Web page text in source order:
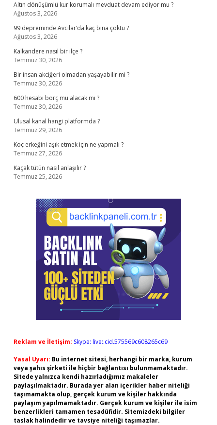
Altın dönüşümlü kur korumalı mevduat devam ediyor mu ?
Ağustos 3, 2026
99 depreminde Avcılar’da kaç bina çöktü ?
Ağustos 3, 2026
Kalkandere nasıl bir ilçe ?
Temmuz 30, 2026
Bir insan akciğeri olmadan yaşayabilir mi ?
Temmuz 30, 2026
600 hesabı borç mu alacak mı ?
Temmuz 30, 2026
Ulusal kanal hangi platformda ?
Temmuz 29, 2026
Koç erkeğini aşık etmek için ne yapmalı ?
Temmuz 27, 2026
Kaçak tütün nasıl anlaşılır ?
Temmuz 25, 2026
Reklam ve İletişim: Skype: live:.cid.575569c608265c69
Yasal Uyarı: Bu internet sitesi, herhangi bir marka, kurum
veya şahıs şirketi ile hiçbir bağlantısı bulunmamaktadır.
Sitede yalnızca kendi hazırladığımız makaleler
paylaşılmaktadır. Burada yer alan içerikler haber niteliği
taşımamakta olup, gerçek kurum ve kişiler hakkında
paylaşım yapılmamaktadır. Gerçek kurum ve kişiler ile isim
benzerlikleri tamamen tesadüfidir. Sitemizdeki bilgiler
taslak halindedir ve tavsiye niteliği taşımazlar.